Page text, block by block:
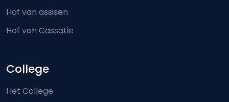
Hof van assisen
Hof van Cassatie
College
Het College